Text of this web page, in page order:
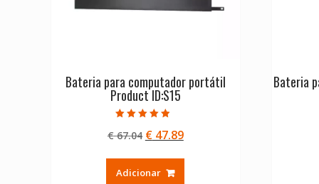
Bateria para computador portátil
Product ID:S15
4.50
de 5
€67.04 O
original
€47.89O
Adicionar
Bateria